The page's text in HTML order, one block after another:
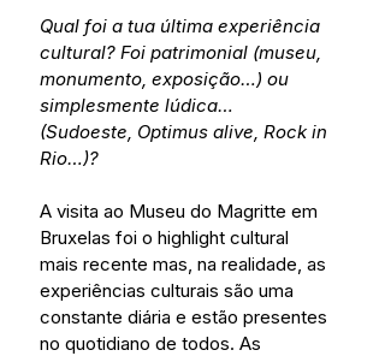
Qual foi a tua última experiência
cultural? Foi patrimonial (museu,
monumento, exposição…) ou
simplesmente lúdica…
(Sudoeste, Optimus alive, Rock in
Rio…)?
A visita ao Museu do Magritte em
Bruxelas foi o highlight cultural
mais recente mas, na realidade, as
experiências culturais são uma
constante diária e estão presentes
no quotidiano de todos. As